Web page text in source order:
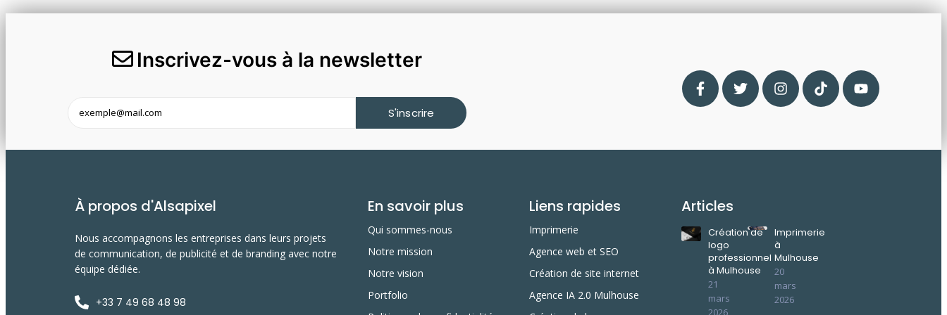
Inscrivez-vous à la newsletter
S'inscrire
À propos d'Alsapixel
Nous accompagnons les entreprises dans leurs projets
de communication, de publicité et de branding avec notre
équipe dédiée.
+33 7 49 68 48 98
En savoir plus
Qui sommes-nous
Notre mission
Notre vision
Portfolio
Liens rapides
Imprimerie
Agence web et SEO
Création de site internet
Agence IA 2.0 Mulhouse
Articles
Création de
logo
professionnel
à Mulhouse
21
mars
2026
Imprimerie
à
Mulhouse
20
mars
2026